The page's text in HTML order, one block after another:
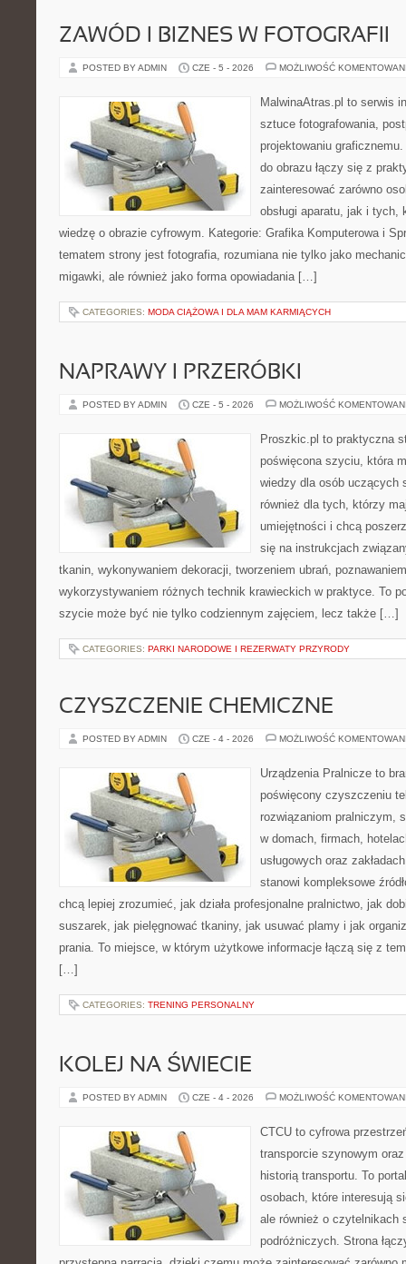
ZAWÓD I BIZNES W FOTOGRAFII
POSTED BY ADMIN CZE - 5 - 2026 MOŻLIWOŚĆ
MalwinaAtras.pl to serwis
sztuce fotografowania,
projektowaniu
do obrazu łączy się z
zainteresować zarówno
obsługi aparatu, jak i
wiedzę o obrazie cyfrowym. Kategorie: Grafika Komputerowa i
tematem strony jest fotografia, rozumiana nie tylko jako
migawki, ale również jako forma opowiadania […]
CATEGORIES: MODA CIĄŻOWA I DLA MAM KARMIĄCYCH
NAPRAWY I PRZERÓBKI
POSTED BY ADMIN CZE - 5 - 2026 MOŻLIWOŚĆ
Proszkic.pl to praktyczna
poświęcona szyciu, która
wiedzy dla osób uczących
również dla tych, którzy
umiejętności i chcą
się na instrukcjach
tkanin, wykonywaniem dekoracji, tworzeniem ubrań,
wykorzystywaniem różnych technik krawieckich w praktyce. To
szycie może być nie tylko codziennym zajęciem, lecz także […]
CATEGORIES: PARKI NARODOWE I REZERWATY PRZYRODY
CZYSZCZENIE CHEMICZNE
POSTED BY ADMIN CZE - 4 - 2026 MOŻLIWOŚĆ
Urządzenia Pralnicze to
poświęcony czyszczeniu
rozwiązaniom pralniczym,
w domach, firmach,
usługowych oraz
stanowi kompleksowe
chcą lepiej zrozumieć, jak działa profesjonalne pralnictwo, jak
suszarek, jak pielęgnować tkaniny, jak usuwać plamy i jak
prania. To miejsce, w którym użytkowe informacje łączą się z
[…]
CATEGORIES: TRENING PERSONALNY
KOLEJ NA ŚWIECIE
POSTED BY ADMIN CZE - 4 - 2026 MOŻLIWOŚĆ
CTCU to cyfrowa
transporcie szynowym
historią transportu. To
osobach, które interesują
ale również o czytelnikach
podróżniczych. Strona